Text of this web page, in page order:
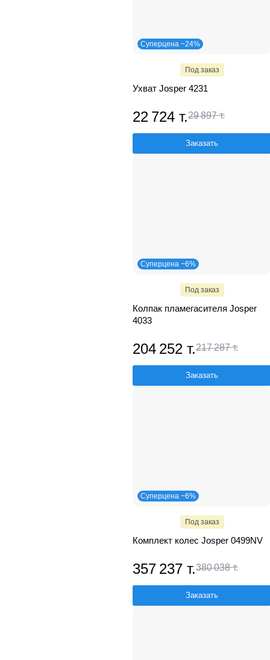
Суперцена −24%
Под заказ
Ухват Josper 4231
22 724 т.29 897 т.
Заказать
Суперцена −6%
Под заказ
Колпак пламегасителя Josper
4033
204 252 т.217 287 т.
Заказать
Суперцена −6%
Под заказ
Комплект колес Josper 0499NV
357 237 т.380 038 т.
Заказать